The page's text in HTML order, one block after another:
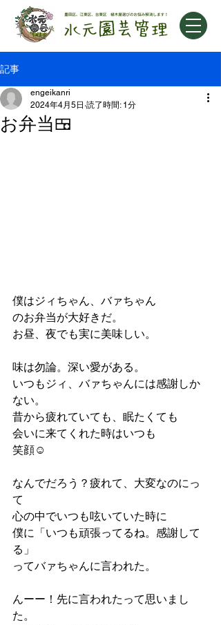
記事
お弁当🍱
engeikanri
2024年4月5日 読了時間: 1分
僕はジィちゃん、バァちゃん
のお弁当が大好きだ。
お昼、夜でも実に美味しい。
味は勿論。深い愛がある。
いつもジィ、バァちゃんには感謝しか
ない。
昔から疲れていても、眠たくても
会いに来てくれた時はいつも
笑顔☺️
なんでだろう？疲れて、大変なのにっ
て
心の中でいつも呟いていた時に
僕に「いつも頑張ってるね。感謝して
る」
ってバァちゃんに言われた。
んーー！先に言われたって思いまし
た。